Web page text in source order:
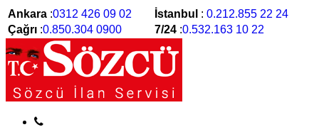
Ankara :0312 426 09 02 İstanbul : 0.212.855 22 24
Çağrı :0.850.304 0900 7/24 :0.532.163 10 22